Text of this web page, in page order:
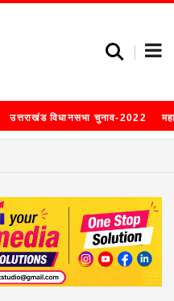
उत्तराखंड विधानसभा चुनाव-2022